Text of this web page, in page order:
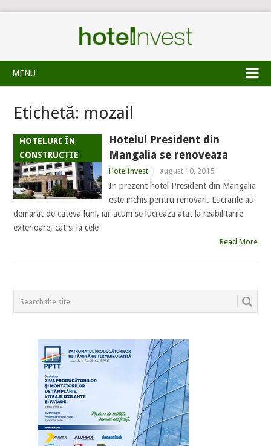
MENU
Etichetă: mozail
HOTELURI ÎN
CONSTRUCȚIE
Hotelul President din
Mangalia se renoveaza
HotelInvest august 10, 2015
In prezent hotel President din Mangalia
este inchis pentru renovari. Lucrarile au
demarat de cateva luni, iar acum se lucreaza atat la reabilitarile
exterioare, cat si la cele
Read More
POSTS
NAVIGATION